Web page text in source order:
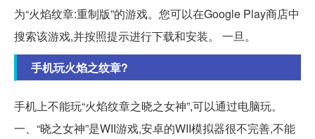
为“火焰纹章:重制版”的游戏。您可以在Google Play商店中
搜索该游戏,并按照提示进行下载和安装。 一旦。
手机玩火焰之纹章?
手机上不能玩“火焰纹章之晓之女神”,可以通过电脑玩。
一、“晓之女神”是WII游戏,安卓的WII模拟器很不完善,不能